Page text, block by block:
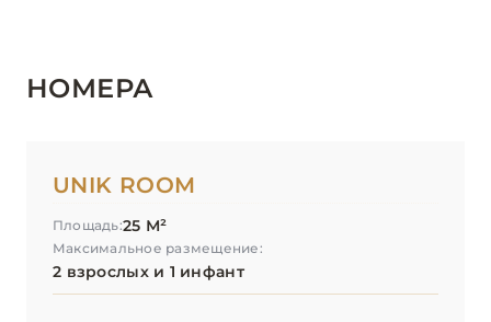
НОМЕРА
UNIK ROOM
Площадь:25 М²
Максимальное размещение:
2 взрослых и 1 инфант